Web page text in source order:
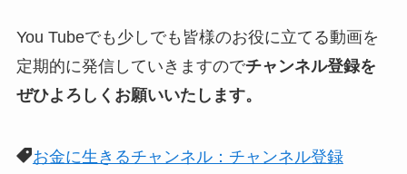
You Tubeでも少しでも皆様のお役に立てる動画を
定期的に発信していきますのでチャンネル登録を
ぜひよろしくお願いいたします。
お金に生きるチャンネル：チャンネル登録